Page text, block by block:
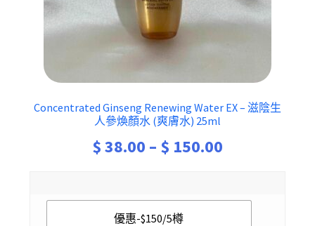
Concentrated Ginseng Renewing Water EX – 滋陰生
人參煥顏水 (爽膚水) 25ml
$38.00 – $ 150.00
$ 38.00
優惠-$150/5樽